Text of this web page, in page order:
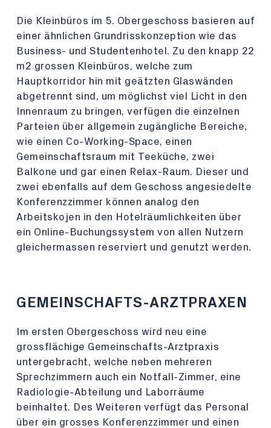
Die Kleinbüros im 5. Obergeschoss basieren auf
einer ähnlichen Grundrisskonzeption wie das
Business- und Studentenhotel. Zu den knapp 22
m2 grossen Kleinbüros, welche zum
Hauptkorridor hin mit geätzten Glaswänden
abgetrennt sind, um möglichst viel Licht in den
Innenraum zu bringen, verfügen die einzelnen
Parteien über allgemein zugängliche Bereiche,
wie einen Co-Working-Space, einen
Gemeinschaftsraum mit Teeküche, zwei
Balkone und gar einen Relax-Raum. Dieser und
zwei ebenfalls auf dem Geschoss angesiedelte
Konferenzzimmer können analog den
Arbeitskojen in den Hotelräumlichkeiten über
ein Online-Buchungssystem von allen Nutzern
gleichermassen reserviert und genutzt werden.
GEMEINSCHAFTS-ARZTPRAXEN
Im ersten Obergeschoss wird neu eine
grossflächige Gemeinschafts-Arztpraxis
untergebracht, welche neben mehreren
Sprechzimmern auch ein Notfall-Zimmer, eine
Radiologie-Abteilung und Laborräume
beinhaltet. Des Weiteren verfügt das Personal
über ein grosses Konferenzzimmer und einen